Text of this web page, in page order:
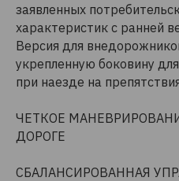
заявленных
характеристик с ранней
Версия для
укрепленную боковину
при наезде на
ЧЕТКОЕ
ДОРОГЕ
СБАЛАНСИРОВАННАЯ